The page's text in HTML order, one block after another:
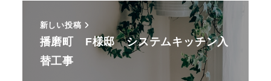
新しい投稿
播磨町 F様邸 システムキッチン入
替工事